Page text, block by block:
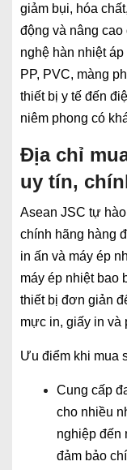
giảm bụi, hóa
động và nâng
nghệ hàn nhiệt
PP, PVC, màng
thiết bị y tế đến
niêm phong có
Địa chỉ
uy tín,
Asean JSC tự
chính hãng hàng
in ấn và máy ép
máy ép nhiệt bao
thiết bị đơn giản
mực in, giấy in và
Ưu điểm khi mua
Cung cấp
cho nhiều
nghiệp đến
đảm bảo